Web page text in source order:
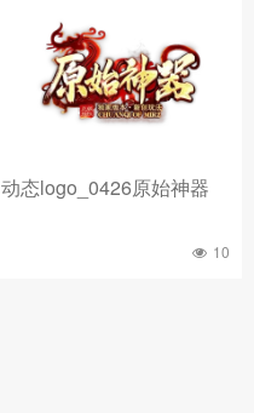
动态logo_0426原始神器
10